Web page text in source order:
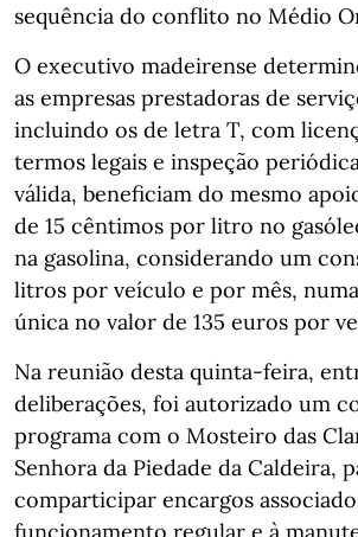
sequência do conflito no Médio
O executivo madeirense
as empresas prestadoras de
incluindo os de letra T, com
termos legais e inspeção
válida, beneficiam do mesmo
de 15 cêntimos por litro no
na gasolina, considerando um
litros por veículo e por mês,
única no valor de 135 euros por
Na reunião desta quinta-feira,
deliberações, foi autorizado um
programa com o Mosteiro das
Senhora da Piedade da Caldeira,
comparticipar encargos
funcionamento regular e à